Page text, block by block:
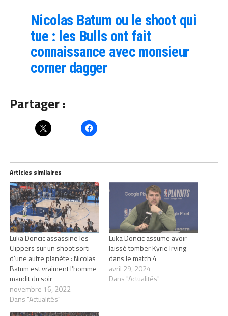
Nicolas Batum ou le shoot qui
tue : les Bulls ont fait
connaissance avec monsieur
corner dagger
Partager :
Articles similaires
Luka Doncic assassine les
Clippers sur un shoot sorti
d’une autre planète : Nicolas
Batum est vraiment l’homme
maudit du soir
novembre 16, 2022
Dans "Actualités"
Luka Doncic assume avoir
laissé tomber Kyrie Irving
dans le match 4
avril 29, 2024
Dans "Actualités"